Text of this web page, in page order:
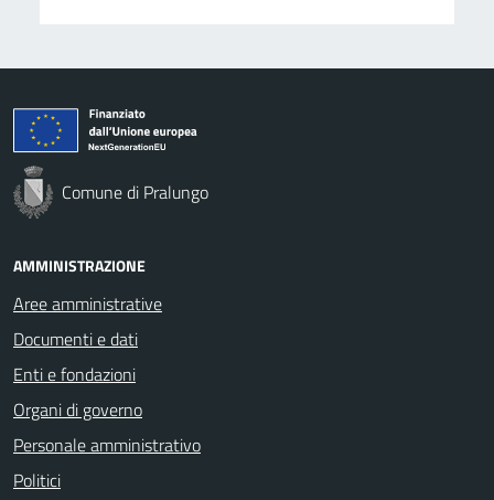
Comune di Pralungo
AMMINISTRAZIONE
Aree amministrative
Documenti e dati
Enti e fondazioni
Organi di governo
Personale amministrativo
Politici